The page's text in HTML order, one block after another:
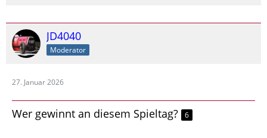
JD4040
Moderator
27. Januar 2026
Wer gewinnt an diesem Spieltag? 6